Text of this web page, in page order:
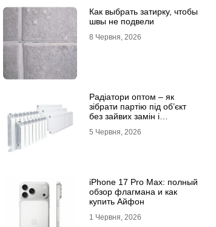
Как выбрать затирку, чтобы
швы не подвели
8 Червня, 2026
Радіатори оптом – як
зібрати партію під об’єкт
без зайвих замін і
5 Червня, 2026
iPhone 17 Pro Max: полный
обзор флагмана и как
купить Айфон
1 Червня, 2026